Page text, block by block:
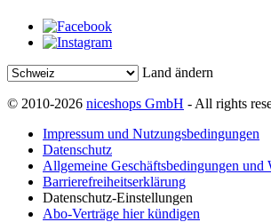
Land ändern
© 2010-2026 niceshops GmbH - All rights
Impressum und Nutzungsbedingungen
Datenschutz
Allgemeine Geschäftsbedingungen und
Barrierefreiheitserklärung
Datenschutz-Einstellungen
Abo-Verträge hier kündigen